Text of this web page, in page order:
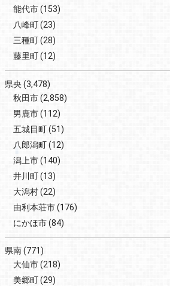
能代市(153)
八峰町(23)
三種町(28)
藤里町(12)
県央 (3,478)
秋田市(2,858)
男鹿市(112)
五城目町(51)
八郎潟町(12)
潟上市(140)
井川町(13)
大潟村(22)
由利本荘市(176)
にかほ市(84)
県南(771)
大仙市(218)
美郷町(29)